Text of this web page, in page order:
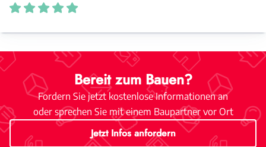
Bereit zum Bauen?
Fordern Sie jetzt kostenlose Informationen an
oder sprechen Sie mit einem Baupartner vor Ort
Jetzt Infos anfordern